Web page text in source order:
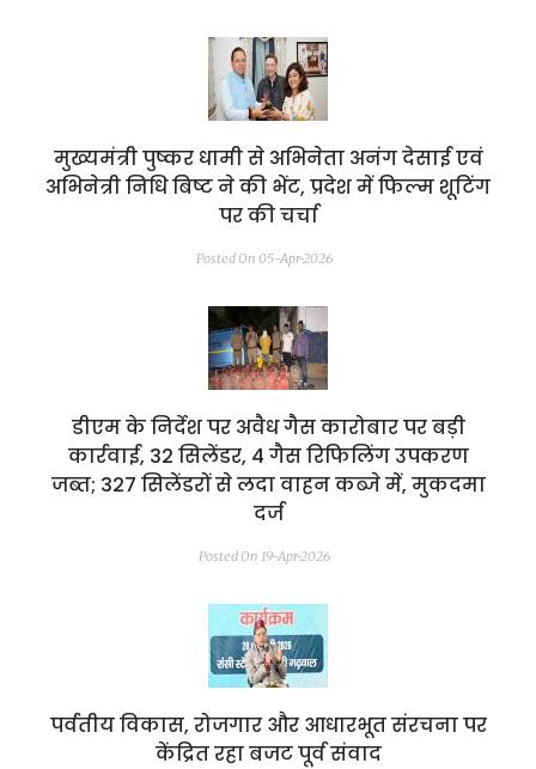
मुख्यमंत्री पुष्कर धामी से अभिनेता अनंग देसाई एवं
अभिनेत्री निधि बिष्ट ने की भेंट, प्रदेश में फिल्म शूटिंग
पर की चर्चा
Posted On 05-Apr-2026
डीएम के निर्देश पर अवैध गैस कारोबार पर बड़ी
कार्रवाई, 32 सिलेंडर, 4 गैस रिफिलिंग उपकरण
जब्त; 327 सिलेंडरों से लदा वाहन कब्जे में, मुकदमा
दर्ज
Posted On 19-Apr-2026
पर्वतीय विकास, रोजगार और आधारभूत संरचना पर
केंद्रित रहा बजट पूर्व संवाद